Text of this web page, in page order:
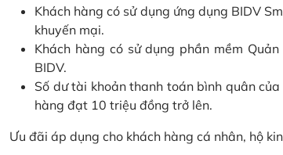
Khách hàng có sử dụng ứng dụng BIDV
khuyến mại.
Khách hàng có sử dụng phần mềm
BIDV.
Số dư tài khoản thanh toán bình quân
hàng đạt 10 triệu đồng trở lên.
Ưu đãi áp dụng cho khách hàng cá nhân, hộ